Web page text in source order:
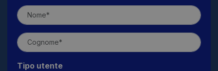
Tipo utente